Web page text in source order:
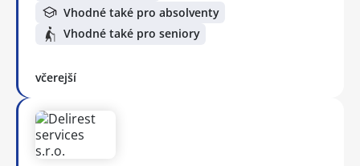
Vhodné také pro absolventy
Vhodné také pro seniory
včerejší